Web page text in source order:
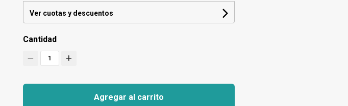
Ver cuotas y descuentos
Cantidad
1
Agregar al carrito